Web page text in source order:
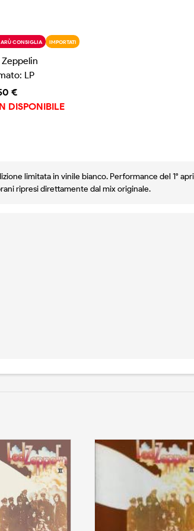
CONSIGLIA IMPORTATI
Zeppelin
LP
€
DISPONIBILE
limitata in vinile bianco. Performance del 1°
ripresi direttamente dal mix originale.